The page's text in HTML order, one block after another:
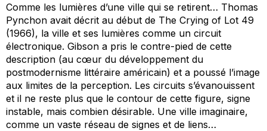
Comme les lumières d’une ville qui se retirent… Thomas
Pynchon avait décrit au début de The Crying of Lot 49
(1966), la ville et ses lumières comme un circuit
électronique. Gibson a pris le contre-pied de cette
description (au cœur du développement du
postmodernisme littéraire américain) et a poussé l’image
aux limites de la perception. Les circuits s’évanouissent
et il ne reste plus que le contour de cette figure, signe
instable, mais combien désirable. Une ville imaginaire,
comme un vaste réseau de signes et de liens…